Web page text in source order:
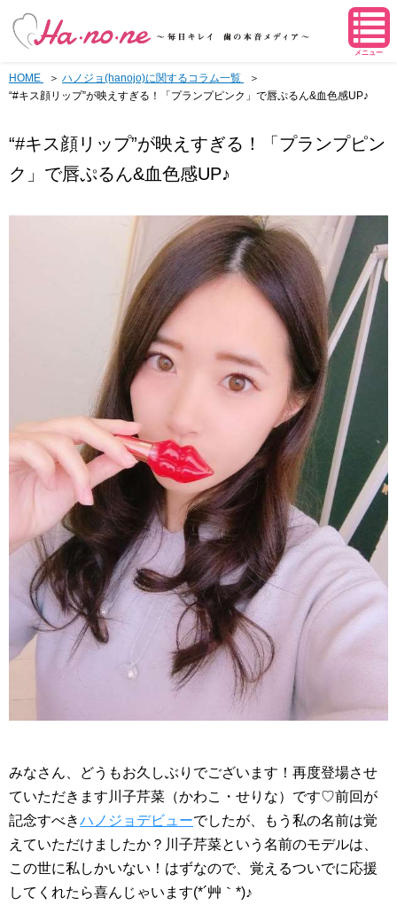
メニュー
HOME
ハノジョ(hanojo)に関するコラム一覧
“#キス顔リップ”が映えすぎる！「プランプピンク」で唇ぷるん&血色感UP♪
“#キス顔リップ”が映えすぎる！「プランプピン
ク」で唇ぷるん&血色感UP♪
みなさん、どうもお久しぶりでございます！再度登場させ
ていただきます川子芹菜（かわこ・せりな）です♡前回が
記念すべきハノジョデビューでしたが、もう私の名前は覚
えていただけましたか？川子芹菜という名前のモデルは、
この世に私しかいない！はずなので、覚えるついでに応援
してくれたら喜んじゃいます(*´艸｀*)♪